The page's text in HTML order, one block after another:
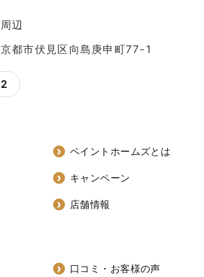
辺
都市伏見区向島庚申町77-1
ペイントホームズとは
キャンペーン
店舗情報
口コミ・お客様の声